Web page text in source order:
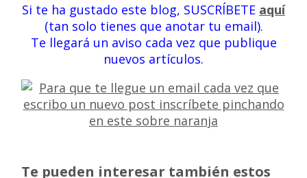
Si te ha gustado este blog, SUSCRÍBETE aquí
(tan solo tienes que anotar tu email).
Te llegará un aviso cada vez que publique
nuevos artículos.
Te pueden interesar también estos